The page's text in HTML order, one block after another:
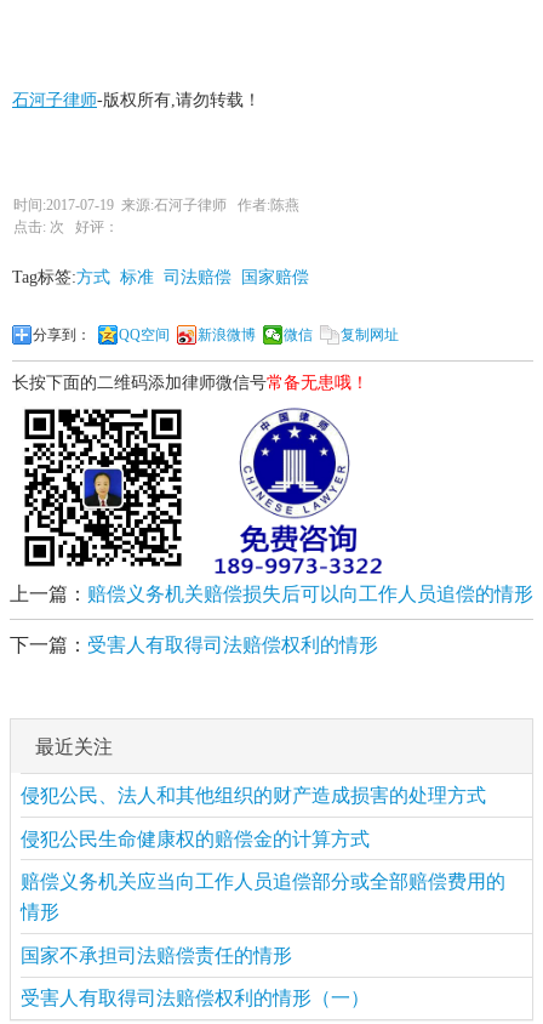
石河子律师-版权所有,请勿转载！
时间:2017-07-19 来源:石河子律师 作者:陈燕
点击: 次 好评：
Tag标签:方式 标准 司法赔偿 国家赔偿
分享到： QQ空间 新浪微博 微信 复制网址
长按下面的二维码添加律师微信号常备无患哦！
上一篇： 赔偿义务机关赔偿损失后可以向工作人员追偿的情形
下一篇： 受害人有取得司法赔偿权利的情形
最近关注
侵犯公民、法人和其他组织的财产造成损害的处理方式
侵犯公民生命健康权的赔偿金的计算方式
赔偿义务机关应当向工作人员追偿部分或全部赔偿费用的
情形
国家不承担司法赔偿责任的情形
受害人有取得司法赔偿权利的情形（一）